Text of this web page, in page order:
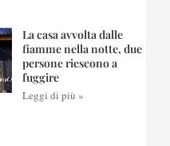
La casa avvolta dalle
fiamme nella notte, due
persone riescono a
fuggire
Leggi di più »